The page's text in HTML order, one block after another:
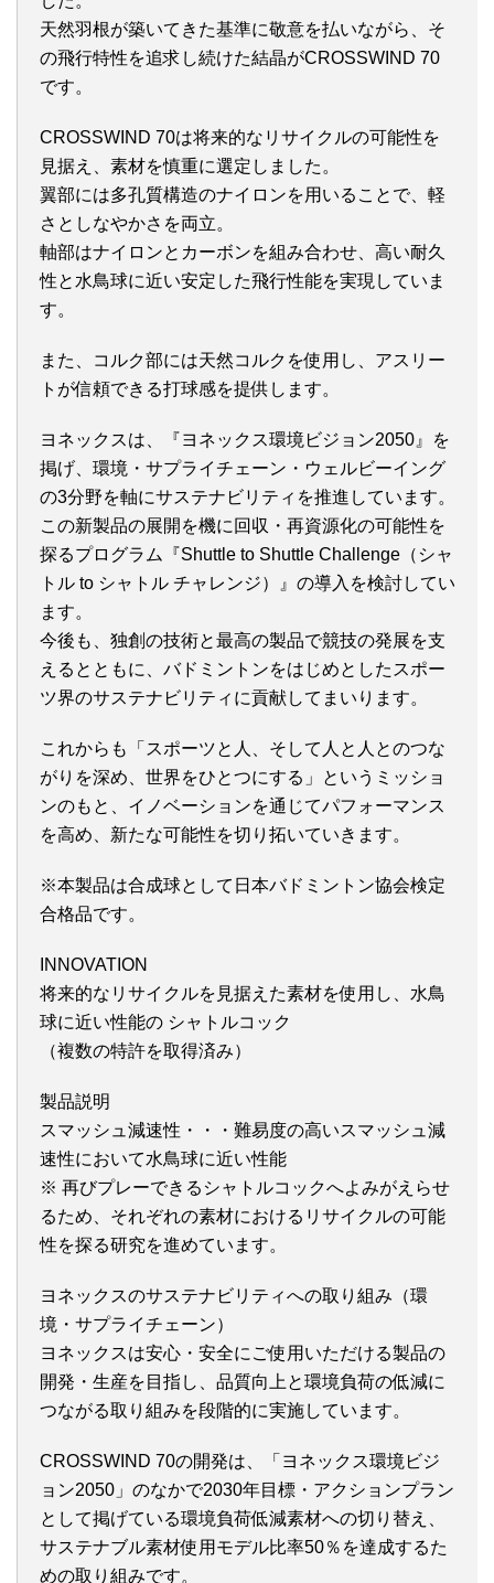
天然羽根が築いてきた基準に敬意を払いながら、そ
の飛行特性を追求し続けた結晶がCROSSWIND 70
です。
CROSSWIND 70は将来的なリサイクルの可能性を
見据え、素材を慎重に選定しました。
翼部には多孔質構造のナイロンを用いることで、軽
さとしなやかさを両立。
軸部はナイロンとカーボンを組み合わせ、高い耐久
性と水鳥球に近い安定した飛行性能を実現していま
す。
また、コルク部には天然コルクを使用し、アスリー
トが信頼できる打球感を提供します。
ヨネックスは、『ヨネックス環境ビジョン2050』を
掲げ、環境・サプライチェーン・ウェルビーイング
の3分野を軸にサステナビリティを推進しています。
この新製品の展開を機に回収・再資源化の可能性を
探るプログラム『Shuttle to Shuttle Challenge（シャ
トル to シャトル チャレンジ）』の導入を検討してい
ます。
今後も、独創の技術と最高の製品で競技の発展を支
えるとともに、バドミントンをはじめとしたスポー
ツ界のサステナビリティに貢献してまいります。
これからも「スポーツと人、そして人と人とのつな
がりを深め、世界をひとつにする」というミッショ
ンのもと、イノベーションを通じてパフォーマンス
を高め、新たな可能性を切り拓いていきます。
※本製品は合成球として日本バドミントン協会検定
合格品です。
INNOVATION
将来的なリサイクルを見据えた素材を使用し、水鳥
球に近い性能の シャトルコック
（複数の特許を取得済み）
製品説明
スマッシュ減速性・・・難易度の高いスマッシュ減
速性において水鳥球に近い性能
※ 再びプレーできるシャトルコックへよみがえらせ
るため、それぞれの素材におけるリサイクルの可能
性を探る研究を進めています。
ヨネックスのサステナビリティへの取り組み（環
境・サプライチェーン）
ヨネックスは安心・安全にご使用いただける製品の
開発・生産を目指し、品質向上と環境負荷の低減に
つながる取り組みを段階的に実施しています。
CROSSWIND 70の開発は、「ヨネックス環境ビジ
ョン2050」のなかで2030年目標・アクションプラン
として掲げている環境負荷低減素材への切り替え、
サステナブル素材使用モデル比率50％を達成するた
めの取り組みです。